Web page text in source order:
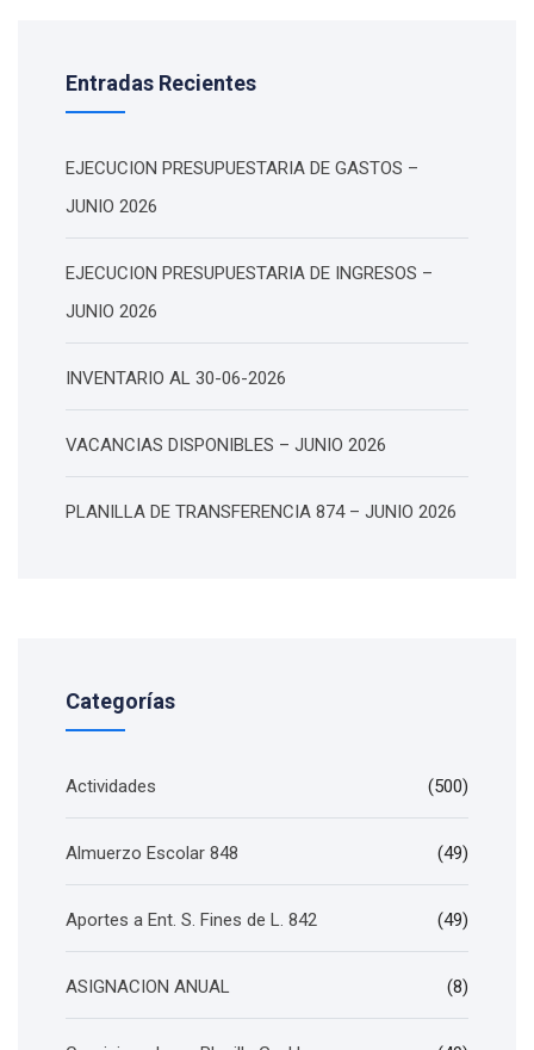
Entradas Recientes
EJECUCION PRESUPUESTARIA DE GASTOS –
JUNIO 2026
EJECUCION PRESUPUESTARIA DE INGRESOS –
JUNIO 2026
INVENTARIO AL 30-06-2026
VACANCIAS DISPONIBLES – JUNIO 2026
PLANILLA DE TRANSFERENCIA 874 – JUNIO 2026
Categorías
Actividades (500)
Almuerzo Escolar 848 (49)
Aportes a Ent. S. Fines de L. 842 (49)
ASIGNACION ANUAL (8)